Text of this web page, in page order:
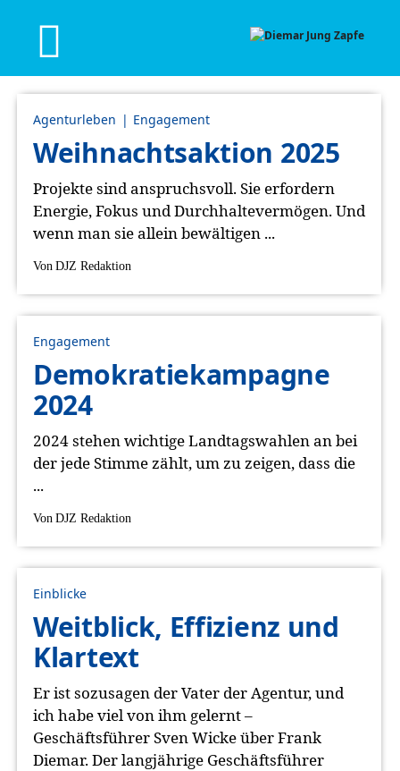
Agenturleben Engagement
Weihnachtsaktion 2025
Projekte sind anspruchsvoll. Sie erfordern
Energie, Fokus und Durchhaltevermögen. Und
wenn man sie allein bewältigen ...
Von DJZ Redaktion
Engagement
Demokratiekampagne
2024
2024 stehen wichtige Landtagswahlen an bei
der jede Stimme zählt, um zu zeigen, dass die
...
Von DJZ Redaktion
Einblicke
Weitblick, Effizienz und
Klartext
Er ist sozusagen der Vater der Agentur, und
ich habe viel von ihm gelernt –
Geschäftsführer Sven Wicke über Frank
Diemar. Der langjährige Geschäftsführer